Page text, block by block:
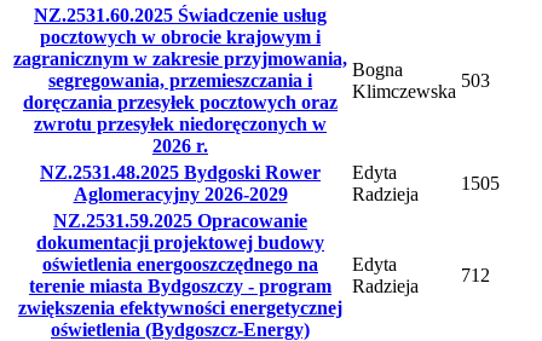
NZ.2531.60.2025 Świadczenie usług
pocztowych w obrocie krajowym i
zagranicznym w zakresie przyjmowania,
segregowania, przemieszczania i
doręczania przesyłek pocztowych oraz
zwrotu przesyłek niedoręczonych w
2026 r.
Bogna
Klimczewska
503
NZ.2531.48.2025 Bydgoski Rower
Aglomeracyjny 2026-2029
Edyta
Radzieja
1505
NZ.2531.59.2025 Opracowanie
dokumentacji projektowej budowy
oświetlenia energooszczędnego na
terenie miasta Bydgoszczy - program
zwiększenia efektywności energetycznej
oświetlenia (Bydgoszcz-Energy)
Edyta
Radzieja
712